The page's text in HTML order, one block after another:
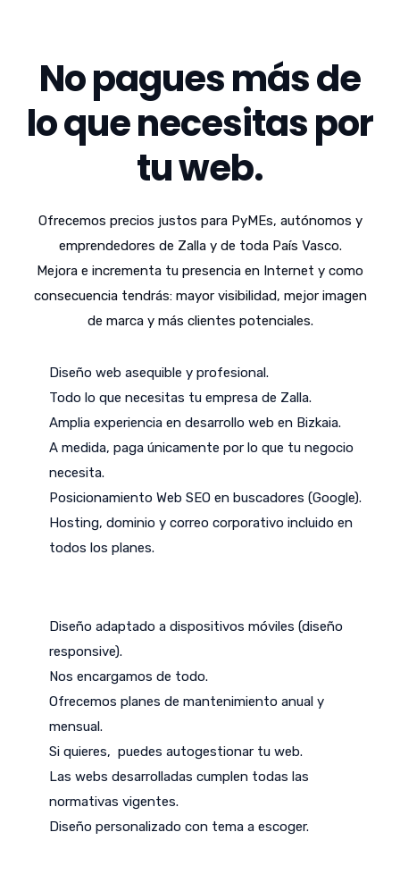
No pagues más de
lo que necesitas por
tu web.
Ofrecemos precios justos para PyMEs, autónomos y
emprendedores de Zalla y de toda País Vasco.
Mejora e incrementa tu presencia en Internet y como
consecuencia tendrás: mayor visibilidad, mejor imagen
de marca y más clientes potenciales.
Diseño web asequible y profesional.
Todo lo que necesitas tu empresa de Zalla.
Amplia experiencia en desarrollo web en Bizkaia.
A medida, paga únicamente por lo que tu negocio
necesita.
Posicionamiento Web SEO en buscadores (Google).
Hosting, dominio y correo corporativo incluido en
todos los planes.
Diseño adaptado a dispositivos móviles (diseño
responsive).
Nos encargamos de todo.
Ofrecemos planes de mantenimiento anual y
mensual.
Si quieres, puedes autogestionar tu web.
Las webs desarrolladas cumplen todas las
normativas vigentes.
Diseño personalizado con tema a escoger.